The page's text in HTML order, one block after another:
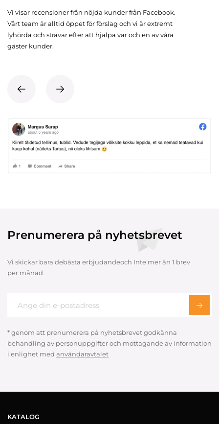
Vi visar recensioner från nöjda kunder från Facebook.
Vårt team är alltid öppet för förslag och vi är extremt
lyhörda och strävar efter att hjälpa var och en av våra
gäster kunder.
Prenumerera på nyhetsbrevet
Vi skickar bara debästa erbjudandeoch Inte mer än 1 brev
per månad
* genom att prenumerera på nyhetsbrevet godkänna
behandling av personuppgifter och mottagande av information
i enlighet med användaravtalet
KATALOG